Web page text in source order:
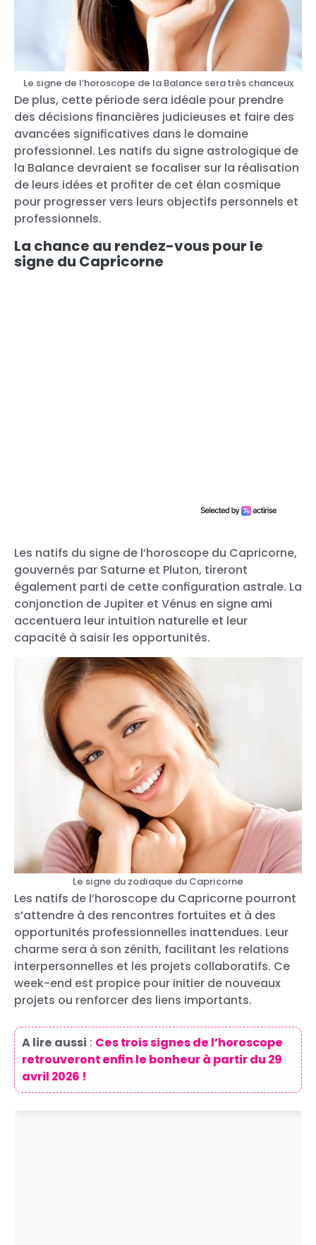
Le signe de l’horoscope de la Balance sera très chanceux
De plus, cette période sera idéale pour prendre
des décisions financières judicieuses et faire des
avancées significatives dans le domaine
professionnel. Les natifs du signe astrologique de
la Balance devraient se focaliser sur la réalisation
de leurs idées et profiter de cet élan cosmique
pour progresser vers leurs objectifs personnels et
professionnels.
La chance au rendez-vous pour le
signe du Capricorne
Les natifs du signe de l’horoscope du Capricorne,
gouvernés par Saturne et Pluton, tireront
également parti de cette configuration astrale. La
conjonction de Jupiter et Vénus en signe ami
accentuera leur intuition naturelle et leur
capacité à saisir les opportunités.
Le signe du zodiaque du Capricorne
Les natifs de l’horoscope du Capricorne pourront
s’attendre à des rencontres fortuites et à des
opportunités professionnelles inattendues. Leur
charme sera à son zénith, facilitant les relations
interpersonnelles et les projets collaboratifs. Ce
week-end est propice pour initier de nouveaux
projets ou renforcer des liens importants.
A lire aussi : Ces trois signes de l’horoscope
retrouveront enfin le bonheur à partir du 29
avril 2026 !